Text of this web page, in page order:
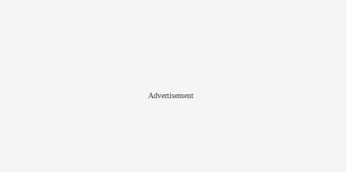
Advertisement